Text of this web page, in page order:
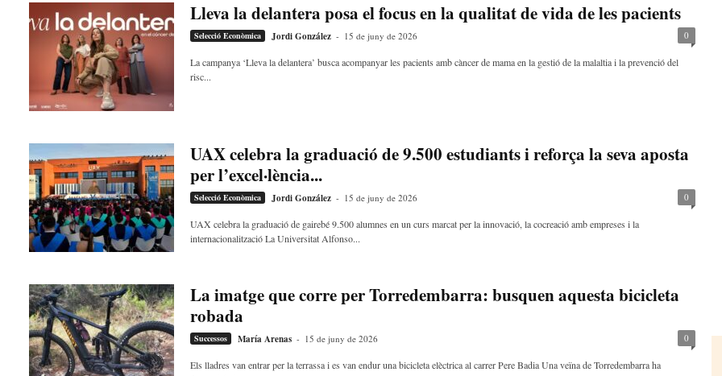
Lleva la delantera posa el focus en la qualitat de vida de les pacients
Selecció Econòmica Jordi González - 15 de juny de 2026 0
La campanya ‘Lleva la delantera’ busca acompanyar les pacients amb càncer de mama en la gestió de la malaltia i la prevenció del
risc...
UAX celebra la graduació de 9.500 estudiants i reforça la seva aposta
per l’excel·lència...
Selecció Econòmica Jordi González - 15 de juny de 2026 0
UAX celebra la graduació de gairebé 9.500 alumnes en un curs marcat per la innovació, la cocreació amb empreses i la
internacionalització La Universitat Alfonso...
La imatge que corre per Torredembarra: busquen aquesta bicicleta
robada
Successos María Arenas - 15 de juny de 2026 0
Els lladres van entrar per la terrassa i es van endur una bicicleta elèctrica al carrer Pere Badia Una veïna de Torredembarra ha